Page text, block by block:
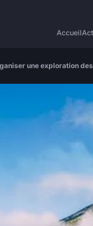
Accueil
une exploration